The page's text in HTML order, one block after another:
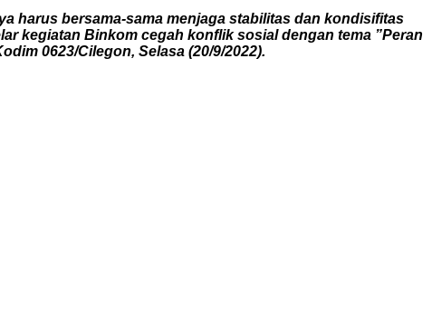
harus bersama-sama menjaga stabilitas dan kondisifitas
kegiatan Binkom cegah konflik sosial dengan tema ”Peran
0623/Cilegon, Selasa (20/9/2022).